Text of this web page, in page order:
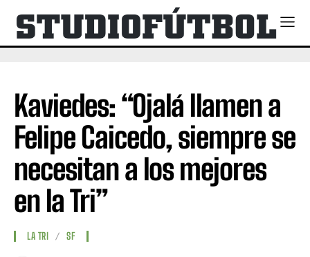
Kaviedes: “Ojalá llamen a
Felipe Caicedo, siempre se
necesitan a los mejores
en la Tri”
LA TRI SF